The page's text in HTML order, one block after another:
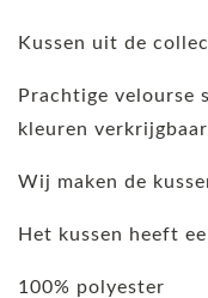
Kussen uit de
Prachtige velourse
kleuren
Wij maken de
Het kussen heeft
100% polyester